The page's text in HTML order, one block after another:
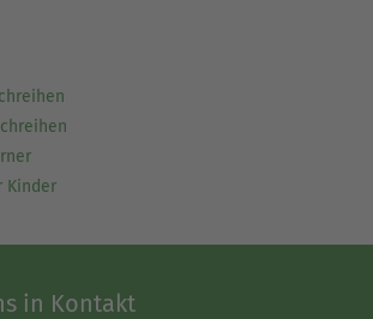
Kinder
in Kontakt